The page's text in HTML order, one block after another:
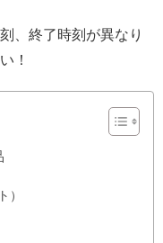
、終了時刻が異なり
！
）